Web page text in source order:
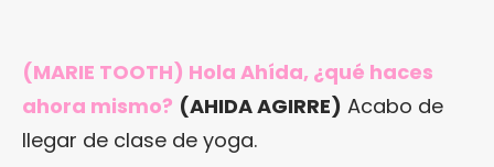
(MARIE TOOTH) Hola Ahída, ¿qué haces
ahora mismo? (AHIDA AGIRRE) Acabo de
llegar de clase de yoga.